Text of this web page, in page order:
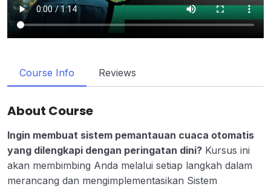
Course Info Reviews
About Course
Ingin membuat sistem pemantauan cuaca otomatis
yang dilengkapi dengan peringatan dini? Kursus ini
akan membimbing Anda melalui setiap langkah dalam
merancang dan mengimplementasikan Sistem